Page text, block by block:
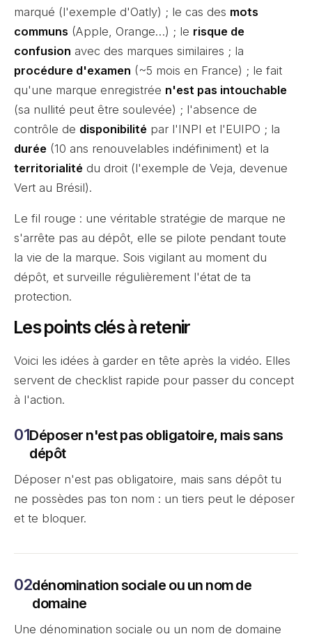
marqué (l'exemple d'Oatly) ; le cas des mots
communs (Apple, Orange…) ; le risque de
confusion avec des marques similaires ; la
procédure d'examen (~5 mois en France) ; le fait
qu'une marque enregistrée n'est pas intouchable
(sa nullité peut être soulevée) ; l'absence de
contrôle de disponibilité par l'INPI et l'EUIPO ; la
durée (10 ans renouvelables indéfiniment) et la
territorialité du droit (l'exemple de Veja, devenue
Vert au Brésil).
Le fil rouge : une véritable stratégie de marque ne
s'arrête pas au dépôt, elle se pilote pendant toute
la vie de la marque. Sois vigilant au moment du
dépôt, et surveille régulièrement l'état de ta
protection.
Les points clés à retenir
Voici les idées à garder en tête après la vidéo. Elles
servent de checklist rapide pour passer du concept
à l'action.
Déposer n'est pas obligatoire, mais sans
dépôt
Déposer n'est pas obligatoire, mais sans dépôt tu
ne possèdes pas ton nom : un tiers peut le déposer
et te bloquer.
dénomination sociale ou un nom de
domaine
Une dénomination sociale ou un nom de domaine